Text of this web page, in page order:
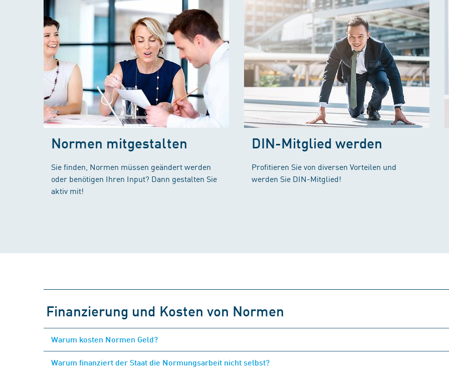
Normen mitgestalten
Sie finden, Normen müssen geändert werden
oder benötigen Ihren Input? Dann gestalten Sie
aktiv mit!
DIN-Mitglied werden
Profitieren Sie von diversen Vorteilen und
werden Sie DIN-Mitglied!
Finanzierung und Kosten von Normen
Warum kosten Normen Geld?
Warum finanziert der Staat die Normungsarbeit nicht selbst?